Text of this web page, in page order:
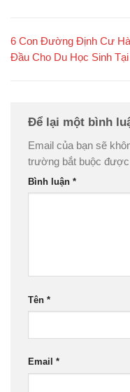
6 Con Đường Định Cư
Đầu Cho Du Học Sinh
Để lại một bình
Email của bạn sẽ
trường bắt buộc được
Bình luận *
Tên *
Email *